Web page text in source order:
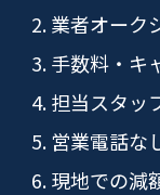
業者オーク
手数料・キ
担当スタッ
営業電話な
現地での減